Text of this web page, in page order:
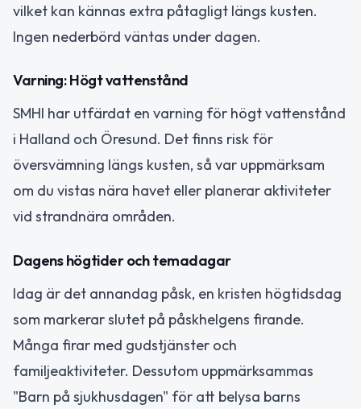
vilket kan kännas extra påtagligt längs kusten.
Ingen nederbörd väntas under dagen.
Varning: Högt vattenstånd
SMHI har utfärdat en varning för högt vattenstånd
i Halland och Öresund. Det finns risk för
översvämning längs kusten, så var uppmärksam
om du vistas nära havet eller planerar aktiviteter
vid strandnära områden.
Dagens högtider och temadagar
Idag är det annandag påsk, en kristen högtidsdag
som markerar slutet på påskhelgens firande.
Många firar med gudstjänster och
familjeaktiviteter. Dessutom uppmärksammas
"Barn på sjukhusdagen" för att belysa barns